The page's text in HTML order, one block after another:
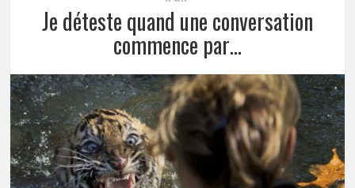
Je déteste quand une conversation
commence par…